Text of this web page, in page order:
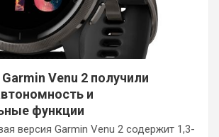
Venu 2 получили
и
функции
версия Garmin Venu 2 содержит 1,3-